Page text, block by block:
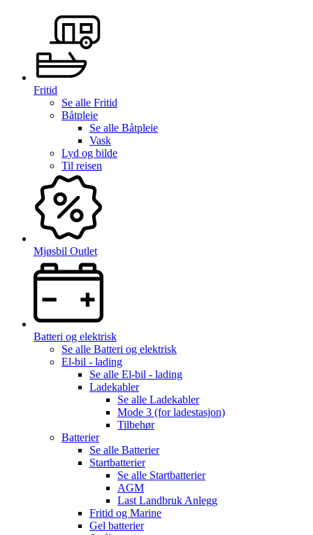
Fritid
Se alle Fritid
Båtpleie
Se alle Båtpleie
Vask
Lyd og bilde
Til reisen
Mjøsbil Outlet
Batteri og elektrisk
Se alle Batteri og elektrisk
El-bil - lading
Se alle El-bil - lading
Ladekabler
Se alle Ladekabler
Mode 3 (for ladestasjon)
Tilbehør
Batterier
Se alle Batterier
Startbatterier
Se alle Startbatterier
AGM
Last Landbruk Anlegg
Fritid og Marine
Gel batterier